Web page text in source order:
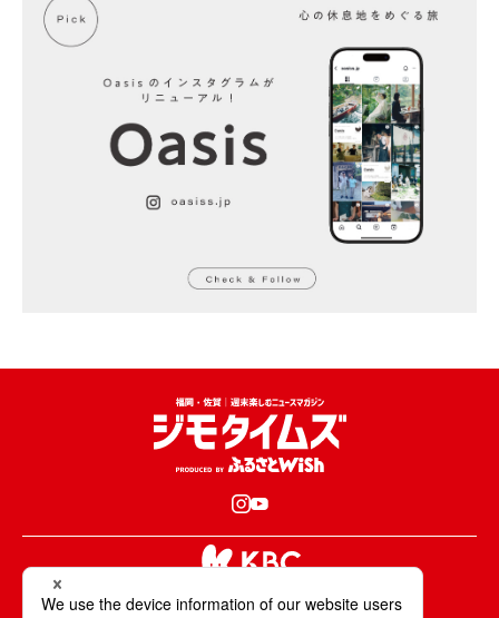
KBCが取材・撮影した情報・映像は国内外の